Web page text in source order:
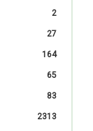
2
27
164
65
83
2313